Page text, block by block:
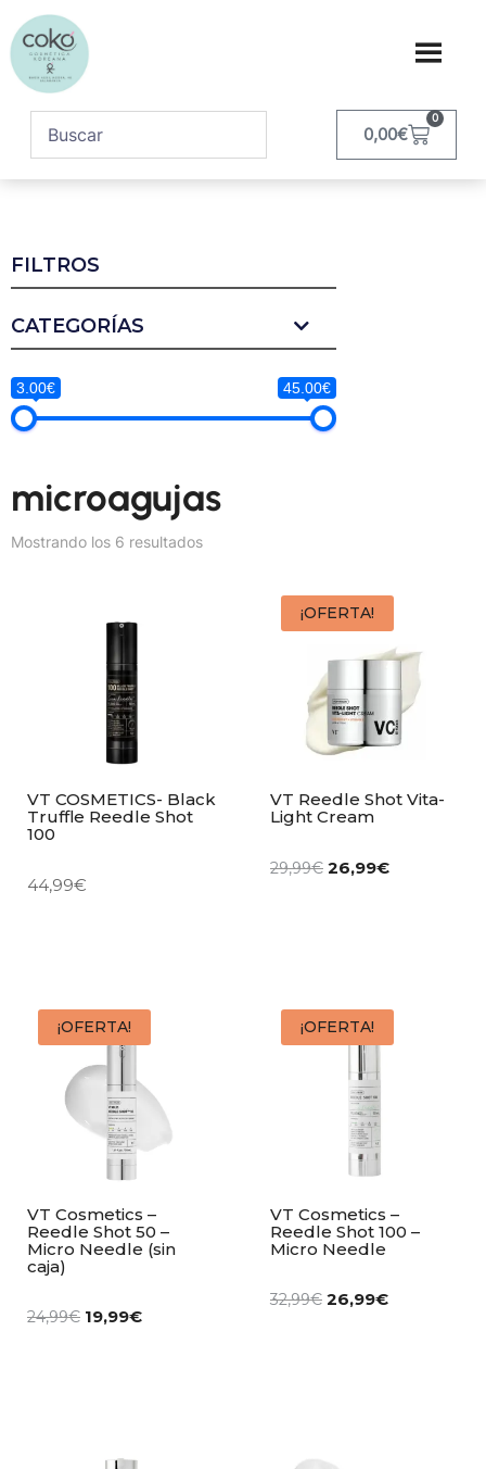
0,00€
0
FILTROS
CATEGORÍAS
3.00€ 45.00€
microagujas
Mostrando los 6 resultados
VT COSMETICS- Black
Truffle Reedle Shot
100
44,99€
¡OFERTA!
VT Reedle Shot Vita-
Light Cream
29,99€ 26,99€
¡OFERTA!
VT Cosmetics –
Reedle Shot 50 –
Micro Needle (sin
caja)
24,99€ 19,99€
¡OFERTA!
VT Cosmetics –
Reedle Shot 100 –
Micro Needle
32,99€ 26,99€